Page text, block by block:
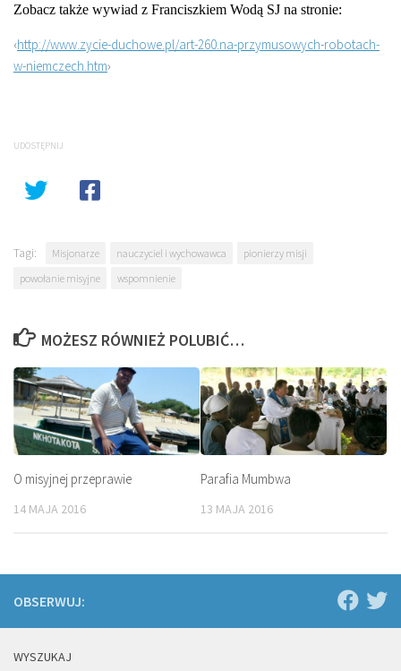
Zobacz także wywiad z Franciszkiem Wodą SJ na stronie:
‹http://www.zycie-duchowe.pl/art-260.na-przymusowych-robotach-
w-niemczech.htm›
UDOSTĘPNIJ
Tagi: Misjonarze nauczyciel i wychowawca
pionierzy misji
powołanie misyjne
wspomnienie
MOŻESZ RÓWNIEŻ POLUBIĆ…
O misyjnej przeprawie
14 MAJA 2016
Parafia Mumbwa
13 MAJA 2016
OBSERWUJ:
WYSZUKAJ